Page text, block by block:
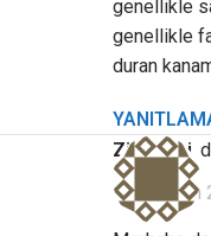
genellikle
genellikle
duran
Ziyaretçi
19 Haziran